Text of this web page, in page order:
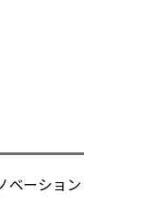
ベーション